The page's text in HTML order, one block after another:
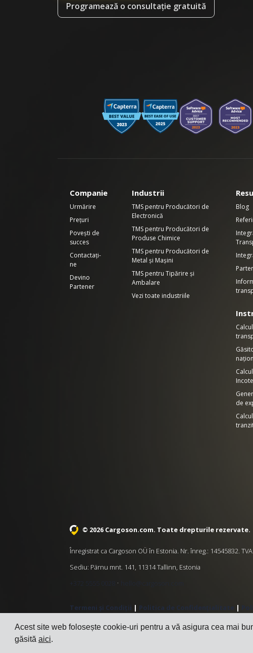
Acest site web folosește cookie-uri pentru a vă asigura cea mai
găsită aici.
Programează o consultație gratuită
Companie
Urmărire
Prețuri
Povești de
succes
Contactați-
ne
Devino
Partener
Industrii
TMS pentru Producători de
Electronică
TMS pentru Producători de
Produse Chimice
TMS pentru Producători de
Metal și Mașini
TMS pentru Tipărire și
Ambalare
Vezi toate industriile
Blog
de
© 2026 Cargoson.com. Toate drepturile rezervate.
Înregistrat ca Cargoson OÜ în Estonia. Nr. înreg.: 14545832.
Sediu: Pärnu mnt. 141, 11314 Tallinn, Estonia
+372 5555 0028
· hello@cargoson.com
Termeni și Condiții | Politica de Confidențialitate |